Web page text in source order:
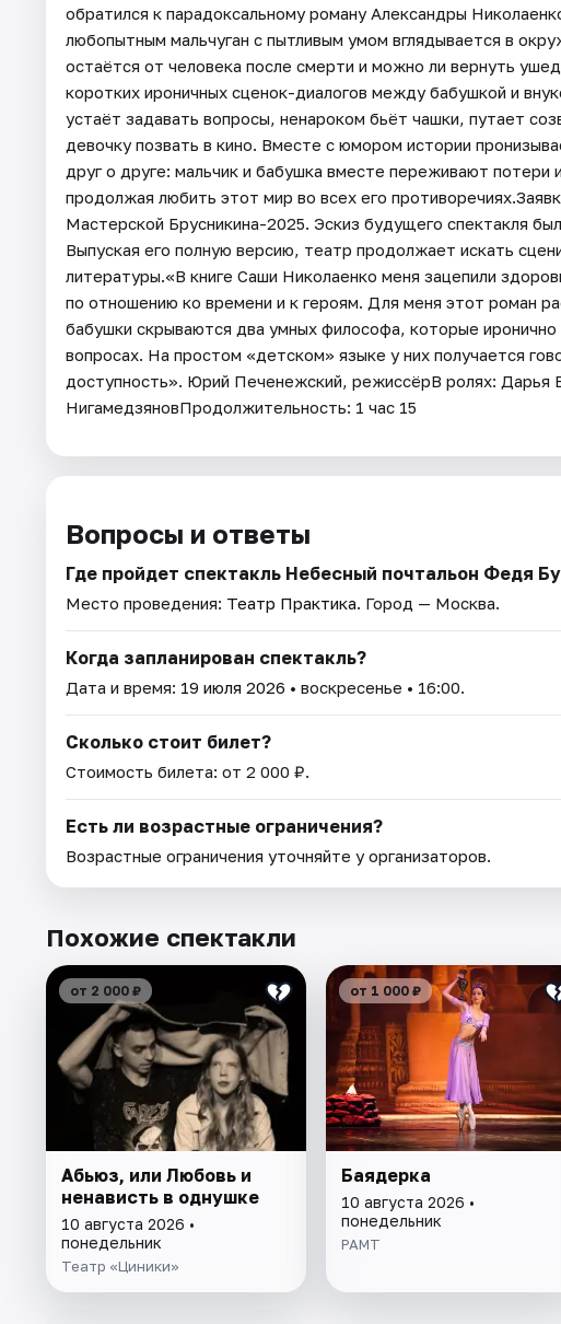
обратился к парадоксальному роману Александры
любопытным мальчуган с пытливым умом вглядывается в
остаётся от человека после смерти и можно ли вернуть
коротких ироничных сценок-диалогов между бабушкой и
устаёт задавать вопросы, ненароком бьёт чашки, путает
девочку позвать в кино. Вместе с юмором истории
друг о друге: мальчик и бабушка вместе переживают потери
продолжая любить этот мир во всех его
Мастерской Брусникина-2025. Эскиз будущего спектакля
Выпуская его полную версию, театр продолжает искать
литературы.«В книге Саши Николаенко меня зацепили
по отношению ко времени и к героям. Для меня этот роман
бабушки скрываются два умных философа, которые иронично
вопросах. На простом «детском» языке у них получается
доступность». Юрий Печенежский, режиссёрВ ролях: Дарья
НигамедзяновПродолжительность: 1 час 15
Вопросы и ответы
Где пройдет спектакль Небесный почтальон Федя
Место проведения: Театр Практика. Город — Москва.
Когда запланирован спектакль?
Дата и время: 19 июля 2026 • воскресенье • 16:00.
Сколько стоит билет?
Стоимость билета: от 2 000 ₽.
Есть ли возрастные ограничения?
Возрастные ограничения уточняйте у организаторов.
Похожие спектакли
от 2 000 ₽
Абьюз, или Любовь и
ненависть в однушке
10 августа 2026 •
понедельник
Театр «Циники»
от 1 000 ₽
Баядерка
10 августа 2026 •
понедельник
РАМТ